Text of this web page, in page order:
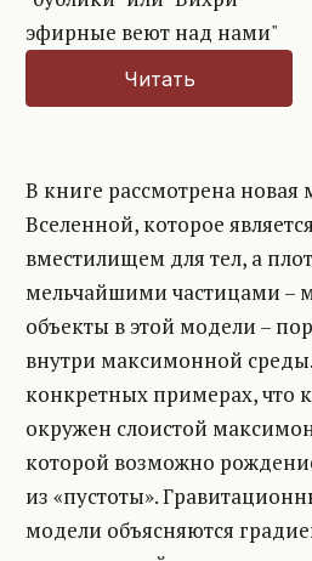
Читать
В книге рассмотрена новая
Вселенной, которое
вместилищем для тел, а
мельчайшими частицами –
объекты в этой модели –
внутри максимонной
конкретных примерах, что
окружен слоистой
которой возможно
из «пустоты».
модели объясняются